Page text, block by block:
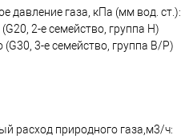
давление газа, кПа (мм вод. ст.):
2-е семейство, группа Н)
3-е семейство, группа В/Р)
расход природного газа,м3/ч: